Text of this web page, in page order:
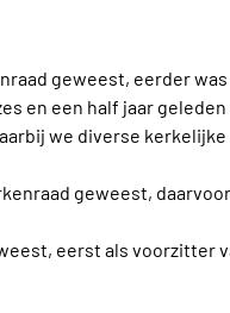
geweest, eerder
en een half jaar
we diverse
geweest,
eerst als voorzitter